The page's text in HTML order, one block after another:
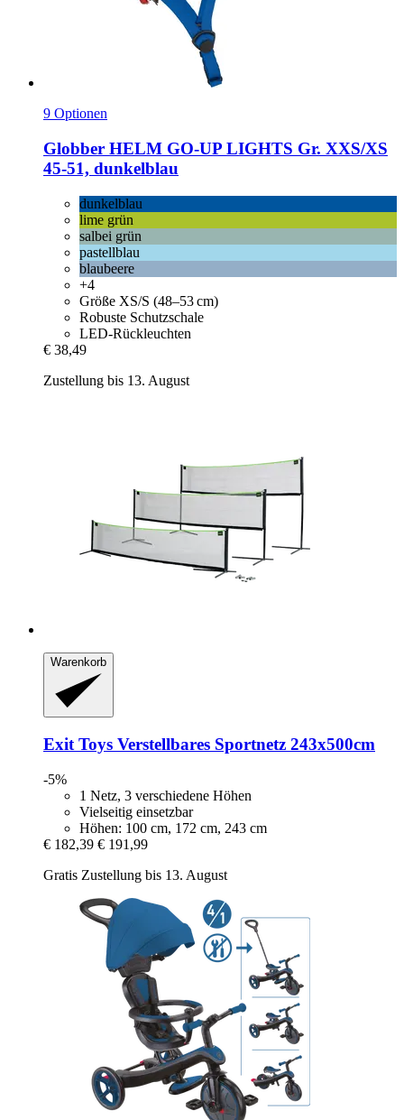
9 Optionen
Globber HELM GO-​UP LIGHTS Gr. XXS/XS
45-​51, dunkelblau
dunkelblau
lime grün
salbei grün
pastellblau
blaubeere
+4
Größe XS/S (48–53 cm)
Robuste Schutzschale
LED-Rückleuchten
€ 38,49
Zustellung bis 13. August
Warenkorb
Exit Toys Verstellbares Sportnetz 243x500cm
-5%
1 Netz, 3 verschiedene Höhen
Vielseitig einsetzbar
Höhen: 100 cm, 172 cm, 243 cm
€ 182,39 € 191,99
Gratis Zustellung bis 13. August